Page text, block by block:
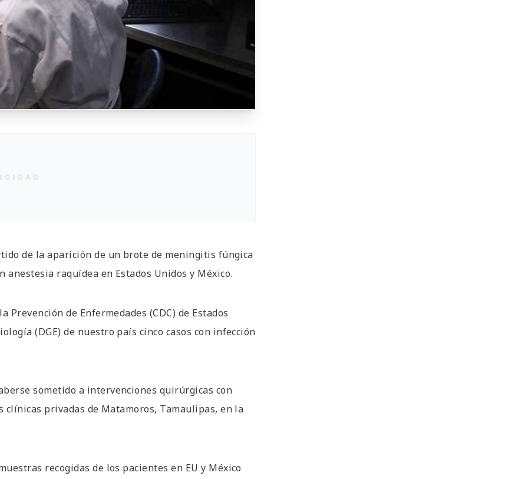
de la aparición de un brote de meningitis fúngica
raquídea en Estados Unidos y México.
Prevención de Enfermedades (CDC) de Estados
(DGE) de nuestro país cinco casos con infección
sometido a intervenciones quirúrgicas con
privadas de Matamoros, Tamaulipas, en la
recogidas de los pacientes en EU y México